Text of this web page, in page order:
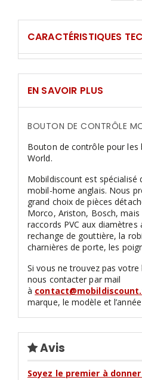
CARACTÉRISTIQUES
EN SAVOIR PLUS
BOUTON DE CONTRÔLE
Bouton de contrôle pour les
World.
Mobildiscount est spécialisé
mobil-home anglais. Nous
grand choix de pièces
Morco, Ariston, Bosch,
raccords PVC aux diamètres
rechange de gouttière, la
charnières de porte, les
Si vous ne trouvez pas votre
nous contacter par mail
à
marque, le modèle et
Avis
Soyez le premier à